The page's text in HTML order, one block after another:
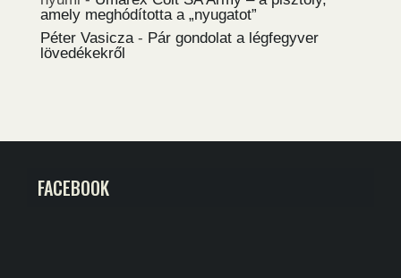
amely meghódította a „nyugatot”
Péter Vasicza - Pár gondolat a légfegyver
lövedékekről
FACEBOOK